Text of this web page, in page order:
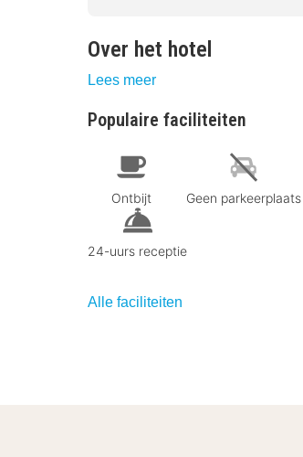
Over het hotel
Lees meer
Populaire faciliteiten
Ontbijt Geen parkeerplaats
24-uurs receptie
Alle faciliteiten